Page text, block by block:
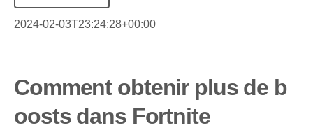
2024-02-03T23:24:28+00:00
Comment obtenir plus de b
oosts dans Fortnite